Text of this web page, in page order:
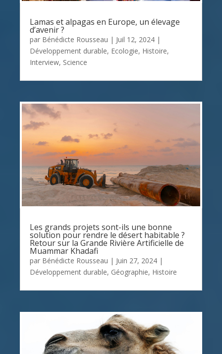
Lamas et alpagas en Europe, un élevage
d’avenir ?
par Bénédicte Rousseau | Juil 12, 2024 |
Développement durable, Ecologie, Histoire,
Interview, Science
Les grands projets sont-ils une bonne
solution pour rendre le désert habitable ?
Retour sur la Grande Rivière Artificielle de
Muammar Khadafi
par Bénédicte Rousseau | Juin 27, 2024 |
Développement durable, Géographie, Histoire